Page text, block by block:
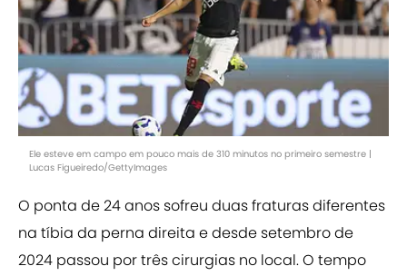
Ele esteve em campo em pouco mais de 310 minutos no primeiro semestre |
Lucas Figueiredo/GettyImages
O ponta de 24 anos sofreu duas fraturas diferentes
na tíbia da perna direita e desde setembro de
2024 passou por três cirurgias no local. O tempo